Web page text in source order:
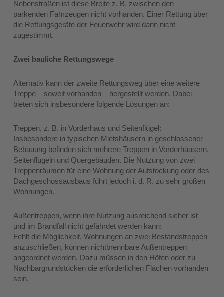
Nebenstraßen ist diese Breite z. B. zwischen den
parkenden Fahrzeugen nicht vorhanden. Einer Rettung über
die Rettungsgeräte der Feuerwehr wird dann nicht
zugestimmt.
Zwei bauliche Rettungswege
Alternativ kann der zweite Rettungsweg über eine weitere
Treppe – soweit vorhanden – hergestellt werden. Dabei
bieten sich insbesondere folgende Lösungen an:
Treppen, z. B. in Vorderhaus und Seitenflügel:
Insbesondere in typischen Mietshäusern in geschlossener
Bebauung befinden sich mehrere Treppen in Vorderhäusern,
Seitenflügeln und Quergebäuden. Die Nutzung von zwei
Treppenräumen für eine Wohnung der Aufstockung oder des
Dachgeschossausbaus führt jedoch i. d. R. zu sehr großen
Wohnungen.
Außentreppen, wenn ihre Nutzung ausreichend sicher ist
und im Brandfall nicht gefährdet werden kann:
Fehlt die Möglichkeit, Wohnungen an zwei Bestandstreppen
anzuschließen, können nichtbrennbare Außentreppen
angeordnet werden. Dazu müssen in den Höfen oder zu
Nachbargrundstücken die erforderlichen Flächen vorhanden
sein.